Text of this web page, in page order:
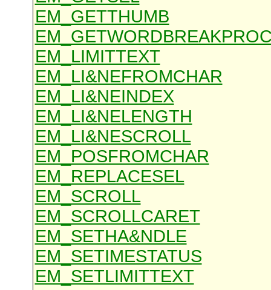
EM_GETTHUMB
EM_LIMITTEXT
EM_LI&NEFROMCHAR
EM_LI&NEINDEX
EM_LI&NELENGTH
EM_LI&NESCROLL
EM_POSFROMCHAR
EM_REPLACESEL
EM_SCROLL
EM_SCROLLCARET
EM_SETHA&NDLE
EM_SETIMESTATUS
EM_SETLIMITTEXT